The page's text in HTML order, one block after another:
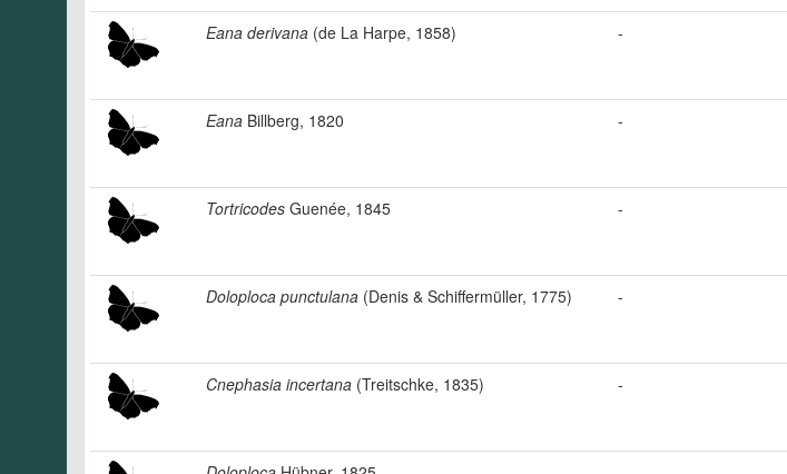
Eana derivana (de La Harpe, 1858) -
Eana Billberg, 1820 -
Tortricodes Guenée, 1845 -
Doloploca punctulana (Denis & Schiffermüller, 1775) -
Cnephasia incertana (Treitschke, 1835) -